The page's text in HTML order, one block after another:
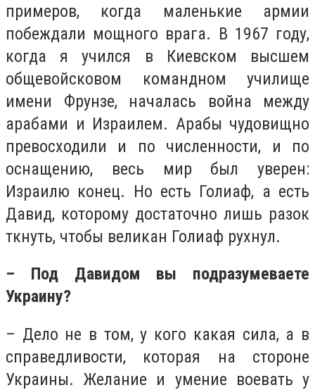
примеров, когда маленькие армии
побеждали мощного врага. В 1967 году,
когда я учился в Киевском высшем
общевойсковом командном училище
имени Фрунзе, началась война между
арабами и Израилем. Арабы чудовищно
превосходили и по численности, и по
оснащению, весь мир был уверен:
Израилю конец. Но есть Голиаф, а есть
Давид, которому достаточно лишь разок
ткнуть, чтобы великан Голиаф рухнул.
– Под Давидом вы подразумеваете
Украину?
– Дело не в том, у кого какая сила, а в
справедливости, которая на стороне
Украины. Желание и умение воевать у